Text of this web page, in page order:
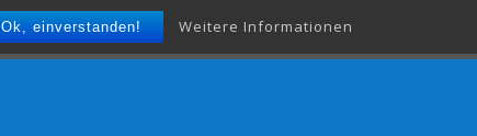
Ok, einverstanden! Weitere Informationen